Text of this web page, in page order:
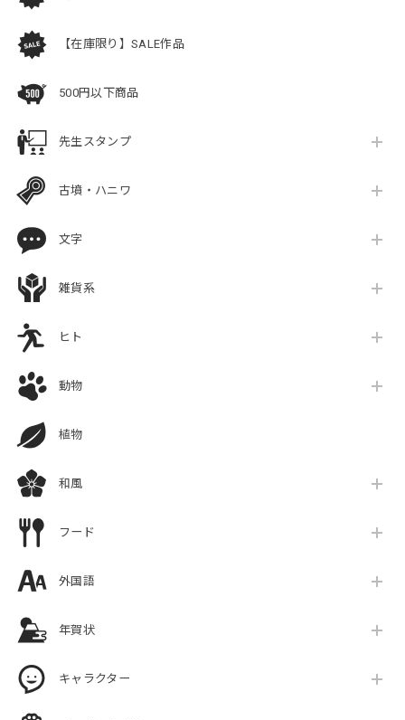
【在庫限り】SALE作品
500円以下商品
先生スタンプ
古墳・ハニワ
文字
雑貨系
ヒト
動物
植物
和風
フード
外国語
年賀状
キャラクター